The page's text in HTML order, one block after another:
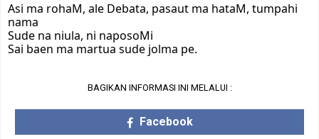
Asi ma rohaM, ale Debata, pasaut ma hataM, tumpahi
nama
Sude na niula, ni naposoMi
Sai baen ma martua sude jolma pe.
BAGIKAN INFORMASI INI MELALUI :
Facebook